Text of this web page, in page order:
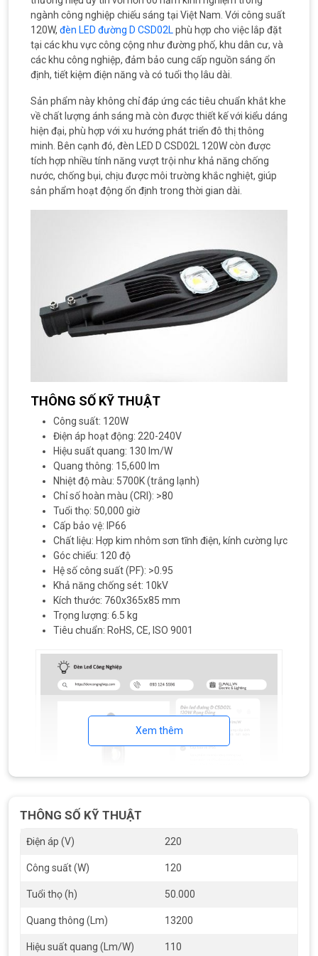
ngành công nghiệp chiếu sáng tại Việt Nam. Với công suất
120W, đèn LED đường D CSD02L phù hợp cho việc lắp đặt
tại các khu vực công cộng như đường phố, khu dân cư, và
các khu công nghiệp, đảm bảo cung cấp nguồn sáng ổn
định, tiết kiệm điện năng và có tuổi thọ lâu dài.
Sản phẩm này không chỉ đáp ứng các tiêu chuẩn khắt khe
về chất lượng ánh sáng mà còn được thiết kế với kiểu dáng
hiện đại, phù hợp với xu hướng phát triển đô thị thông
minh. Bên cạnh đó, đèn LED D CSD02L 120W còn được
tích hợp nhiều tính năng vượt trội như khả năng chống
nước, chống bụi, chịu được môi trường khắc nghiệt, giúp
sản phẩm hoạt động ổn định trong thời gian dài.
THÔNG SỐ KỸ THUẬT
Công suất: 120W
Điện áp hoạt động: 220-240V
Hiệu suất quang: 130 lm/W
Quang thông: 15,600 lm
Nhiệt độ màu: 5700K (trắng lạnh)
Chỉ số hoàn màu (CRI): >80
Tuổi thọ: 50,000 giờ
Cấp bảo vệ: IP66
Chất liệu: Hợp kim nhôm sơn tĩnh điện, kính cường lực
Góc chiếu: 120 độ
Hệ số công suất (PF): >0.95
Khả năng chống sét: 10kV
Kích thước: 760x365x85 mm
Trọng lượng: 6.5 kg
Tiêu chuẩn: RoHS, CE, ISO 9001
Điểm nổi bật trong thông số kỹ thuật
Hiệu suất quang
suất quang lên đến 130 lm/W, cao hơn so với nhiều
sản phẩm cùng loại trên thị trường. Điều này giúp
Xem thêm
THÔNG SỐ KỸ THUẬT
Điện áp (V) 220
Công suất (W) 120
Tuổi thọ (h) 50.000
Quang thông (Lm) 13200
Hiệu suất quang (Lm/W) 110